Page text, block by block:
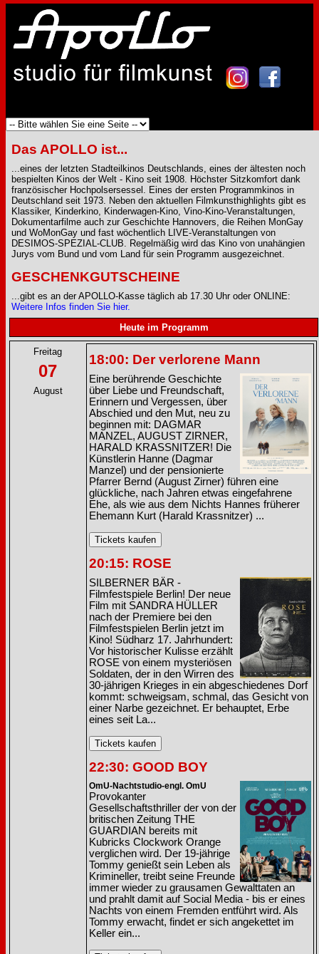
Das APOLLO ist...
...eines der letzten Stadteilkinos Deutschlands, eines der ältesten noch
bespielten Kinos der Welt - Kino seit 1908. Höchster Sitzkomfort dank
französischer Hochpolsersessel. Eines der ersten Programmkinos in
Deutschland seit 1973. Neben den aktuellen Filmkunsthighlights gibt es
Klassiker, Kinderkino, Kinderwagen-Kino, Vino-Kino-Veranstaltungen,
Dokumentarfilme auch zur Geschichte Hannovers, die Reihen MonGay
und WoMonGay und fast wöchentlich LIVE-Veranstaltungen von
DESIMOS-SPEZIAL-CLUB. Regelmäßig wird das Kino von unahängien
Jurys vom Bund und vom Land für sein Programm ausgezeichnet.
GESCHENKGUTSCHEINE
...gibt es an der APOLLO-Kasse täglich ab 17.30 Uhr oder ONLINE:
Weitere Infos finden Sie hier.
Heute im Programm
Freitag
07
August
18:00: Der verlorene Mann
Eine berührende Geschichte
über Liebe und Freundschaft,
Erinnern und Vergessen, über
Abschied und den Mut, neu zu
beginnen mit: DAGMAR
MANZEL, AUGUST ZIRNER,
HARALD KRASSNITZER! Die
Künstlerin Hanne (Dagmar
Manzel) und der pensionierte
Pfarrer Bernd (August Zirner) führen eine
glückliche, nach Jahren etwas eingefahrene
Ehe, als wie aus dem Nichts Hannes früherer
Ehemann Kurt (Harald Krassnitzer) ...
20:15: ROSE
SILBERNER BÄR -
Filmfestspiele Berlin! Der neue
Film mit SANDRA HÜLLER
nach der Premiere bei den
Filmfestspielen Berlin jetzt im
Kino! Südharz 17. Jahrhundert:
Vor historischer Kulisse erzählt
ROSE von einem mysteriösen
Soldaten, der in den Wirren des
30-jährigen Krieges in ein abgeschiedenes Dorf
kommt: schweigsam, schmal, das Gesicht von
einer Narbe gezeichnet. Er behauptet, Erbe
eines seit La...
22:30: GOOD BOY
OmU-Nachtstudio-engl. OmU
Provokanter
Gesellschaftsthriller der von der
britischen Zeitung THE
GUARDIAN bereits mit
Kubricks Clockwork Orange
verglichen wird. Der 19-jährige
Tommy genießt sein Leben als
Krimineller, treibt seine Freunde
immer wieder zu grausamen Gewalttaten an
und prahlt damit auf Social Media - bis er eines
Nachts von einem Fremden entführt wird. Als
Tommy erwacht, findet er sich angekettet im
Keller ein...